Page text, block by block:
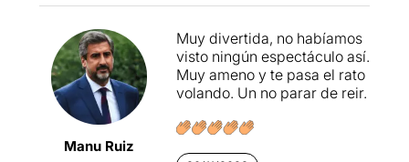
Manu Ruiz
Muy divertida, no habíamos
visto ningún espectáculo así.
Muy ameno y te pasa el rato
volando. Un no parar de reir.